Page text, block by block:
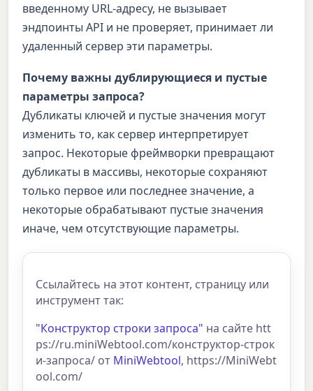
введенному URL-адресу, не вызывает
эндпоинты API и не проверяет, принимает ли
удаленный сервер эти параметры.
Почему важны дублирующиеся и пустые
параметры запроса?
Дубликаты ключей и пустые значения могут
изменить то, как сервер интерпретирует
запрос. Некоторые фреймворки превращают
дубликаты в массивы, некоторые сохраняют
только первое или последнее значение, а
некоторые обрабатывают пустые значения
иначе, чем отсутствующие параметры.
Ссылайтесь на этот контент, страницу или
инструмент так:
"Конструктор строки запроса" на сайте htt
ps://ru.miniWebtool.com/конструктор-строк
и-запроса/ от MiniWebtool, https://MiniWebt
ool.com/